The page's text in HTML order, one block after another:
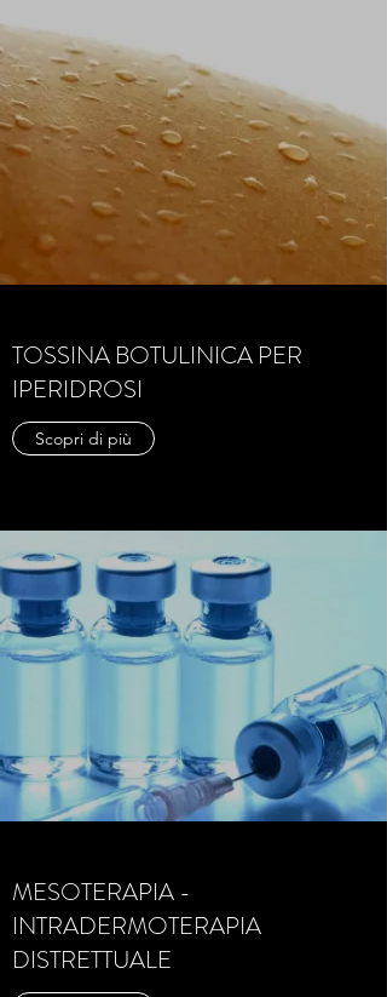
TOSSINA BOTULINICA PER
IPERIDROSI
Scopri di più
MESOTERAPIA -
INTRADERMOTERAPIA
DISTRETTUALE